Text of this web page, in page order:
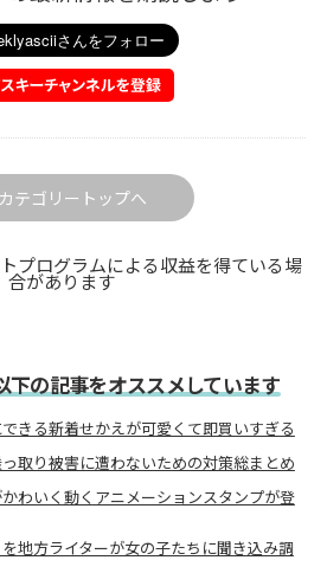
カテゴリートップへ
プログラムによる収益を得ている場
合があります
下の記事をオススメしています
きる新着せかえが可愛くて即買いすぎる
取り被害に遭わないための対策総まとめ
わいく動くアニメーションスタンプが登
地方ライターが女の子たちに聞き込み調